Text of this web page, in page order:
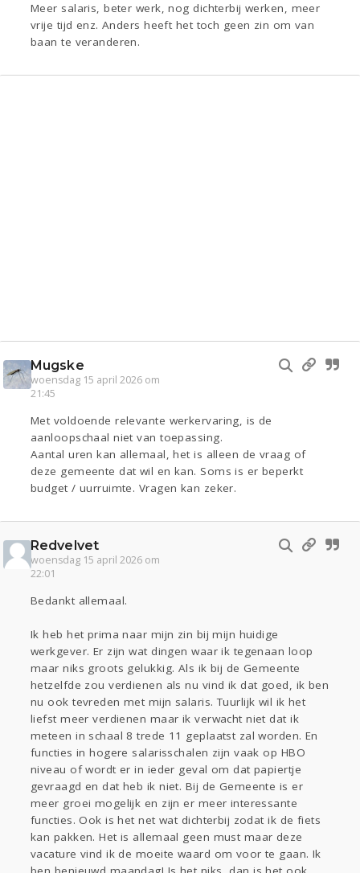
Meer salaris, beter werk, nog dichterbij werken, meer
vrije tijd enz. Anders heeft het toch geen zin om van
baan te veranderen.
Mugske
woensdag 15 april 2026 om
21:45
Met voldoende relevante werkervaring, is de
aanloopschaal niet van toepassing.
Aantal uren kan allemaal, het is alleen de vraag of
deze gemeente dat wil en kan. Soms is er beperkt
budget / uurruimte. Vragen kan zeker.
Redvelvet
woensdag 15 april 2026 om
22:01
Bedankt allemaal.
Ik heb het prima naar mijn zin bij mijn huidige
werkgever. Er zijn wat dingen waar ik tegenaan loop
maar niks groots gelukkig. Als ik bij de Gemeente
hetzelfde zou verdienen als nu vind ik dat goed, ik ben
nu ook tevreden met mijn salaris. Tuurlijk wil ik het
liefst meer verdienen maar ik verwacht niet dat ik
meteen in schaal 8 trede 11 geplaatst zal worden. En
functies in hogere salarisschalen zijn vaak op HBO
niveau of wordt er in ieder geval om dat papiertje
gevraagd en dat heb ik niet. Bij de Gemeente is er
meer groei mogelijk en zijn er meer interessante
functies. Ook is het net wat dichterbij zodat ik de fiets
kan pakken. Het is allemaal geen must maar deze
vacature vind ik de moeite waard om voor te gaan. Ik